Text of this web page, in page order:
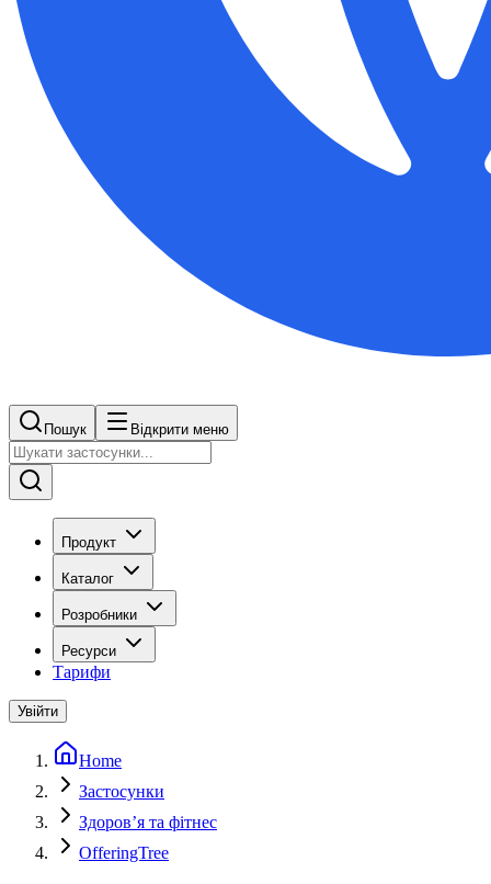
Пошук Відкрити меню
Продукт
Каталог
Розробники
Ресурси
Тарифи
Увійти
Home
Застосунки
Здоровʼя та фітнес
OfferingTree